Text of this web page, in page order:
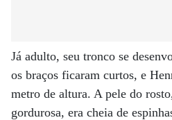
Já adulto, seu tronco se
os braços ficaram curtos, e
metro de altura. A pele do
gordurosa, era cheia de